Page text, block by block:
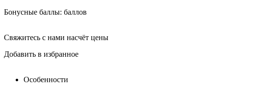
Бонусные баллы: баллов
Свяжитесь с нами насчёт цены
Добавить в избранное
Особенности